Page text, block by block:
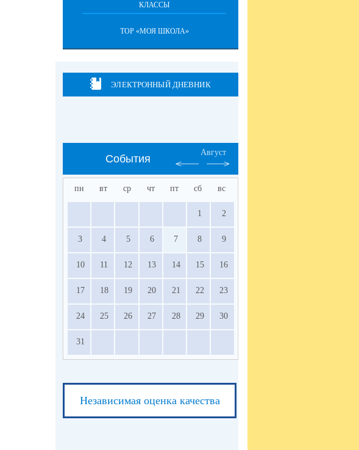
КЛАССЫ
ТОР «МОЯ ШКОЛА»
ЭЛЕКТРОННЫЙ ДНЕВНИК
События
Август
пн вт ср чт пт сб вс
1 2
3 4 5 6 7 8 9
10 11 12 13 14 15 16
17 18 19 20 21 22 23
24 25 26 27 28 29 30
31
Независимая оценка качества